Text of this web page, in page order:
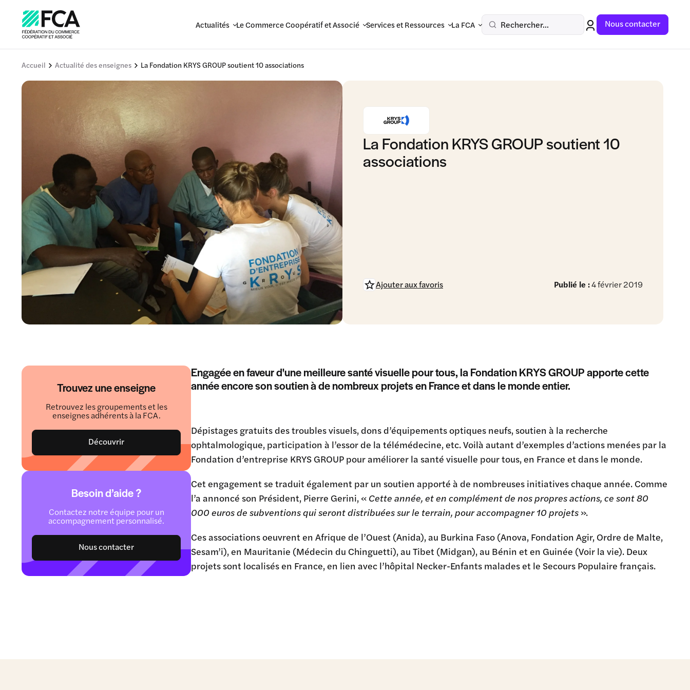
Actualités Le Commerce Coopératif et Associé Services et Ressources La FCA Rechercher... Nous contacter
Accueil Actualité des enseignes La Fondation KRYS GROUP soutient 10 associations
La Fondation KRYS GROUP soutient 10
associations
Publié le :4 février 2019
Ajouter aux favoris
Trouvez une enseigne
Retrouvez les groupements et les
enseignes adhérents à la FCA.
Découvrir
Besoin d’aide ?
Contactez notre équipe pour un
accompagnement personnalisé.
Nous contacter
Engagée en faveur d'une meilleure santé visuelle pour tous, la Fondation KRYS GROUP apporte cette
année encore son soutien à de nombreux projets en France et dans le monde entier.
Dépistages gratuits des troubles visuels, dons d’équipements optiques neufs, soutien à la recherche
ophtalmologique, participation à l’essor de la télémédecine, etc. Voilà autant d’exemples d’actions menées par la
Fondation d’entreprise KRYS GROUP pour améliorer la santé visuelle pour tous, en France et dans le monde.
Cet engagement se traduit également par un soutien apporté à de nombreuses initiatives chaque année. Comme
l’a annoncé son Président, Pierre Gerini, « Cette année, et en complément de nos propres actions, ce sont 80
000 euros de subventions qui seront distribuées sur le terrain, pour accompagner 10 projets ».
Ces associations oeuvrent en Afrique de l’Ouest (Anida), au Burkina Faso (Anova, Fondation Agir, Ordre de Malte,
Sesam’i), en Mauritanie (Médecin du Chinguetti), au Tibet (Midgan), au Bénin et en Guinée (Voir la vie). Deux
projets sont localisés en France, en lien avec l’hôpital Necker-Enfants malades et le Secours Populaire français.